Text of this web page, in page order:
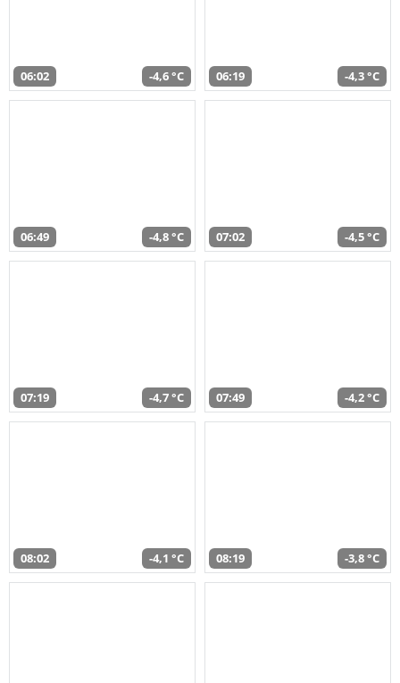
06:02 -4,6 °C 06:19 -4,3 °C
06:49 -4,8 °C 07:02 -4,5 °C
07:19 -4,7 °C 07:49 -4,2 °C
08:02 -4,1 °C 08:19 -3,8 °C